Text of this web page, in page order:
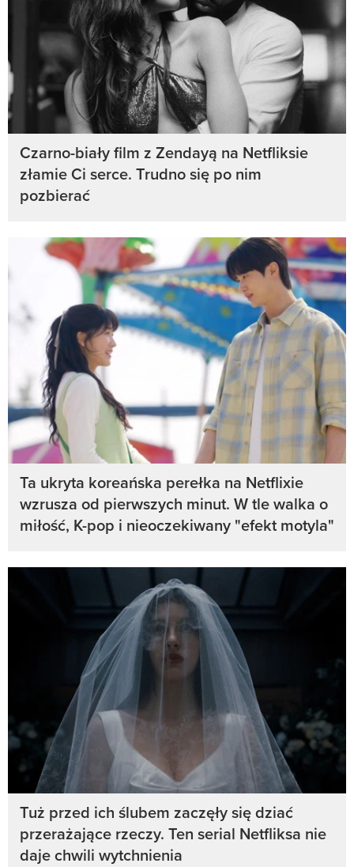
Czarno-biały film z Zendayą na Netfliksie
złamie Ci serce. Trudno się po nim
pozbierać
Ta ukryta koreańska perełka na Netflixie
wzrusza od pierwszych minut. W tle walka o
miłość, K-pop i nieoczekiwany "efekt motyla"
Tuż przed ich ślubem zaczęły się dziać
przerażające rzeczy. Ten serial Netfliksa nie
daje chwili wytchnienia